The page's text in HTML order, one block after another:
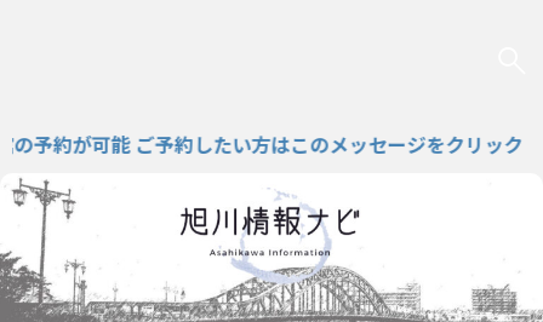
約が可能 ご予約したい方はこのメッセージをクリック